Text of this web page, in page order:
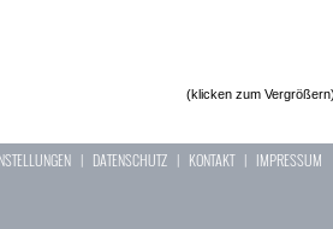
(klicken zum
| DATENSCHUTZ | KONTAKT| IMPRESSUM